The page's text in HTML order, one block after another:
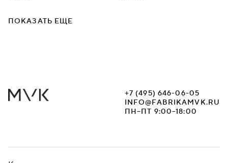
ПОКАЗАТЬ ЕЩЕ
+7 (495) 646-06-05
INFO@FABRIKAMVK.RU
ПН–ПТ 9:00–18:00